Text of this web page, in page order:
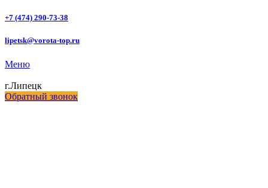
+7 (474) 290-73-38
lipetsk@vorota-top.ru
Меню
г.Липецк
Обратный звонок